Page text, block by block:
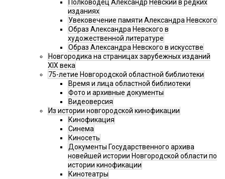
Полководец Александр Невский в редких
изданиях
Увековечение памяти Александра Невского
Образ Александра Невского в
художественной литературе
Образ Александра Невского в искусстве
Новгородика на страницах зарубежных изданий
XIX века
75-летие Новгородской областной библиотеки
Время и лица областной библиотеки
Фото и архивные документы
Видеоверсия
Из истории новгородской кинофикации
Кинофикация
Синема
Киносеть
Документы Государственного архива
новейшей истории Новгородской области по
истории кинофикации
Кинотеатры